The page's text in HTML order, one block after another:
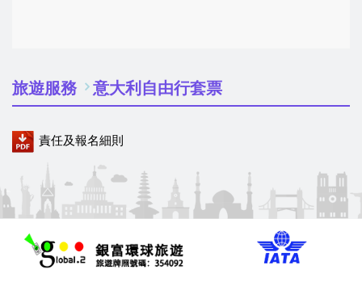
旅遊服務 意大利自由行套票
責任及報名細則